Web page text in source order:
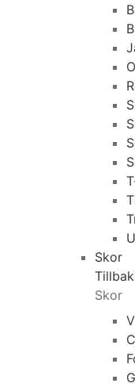
Skor
Skor